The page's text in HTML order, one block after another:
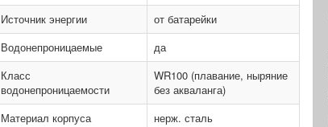
Источник энергии
от батарейки
Водонепроницаемые
да
Класс
водонепроницаемости
WR100 (плавание, ныряние
без акваланга)
Материал корпуса
нерж. сталь